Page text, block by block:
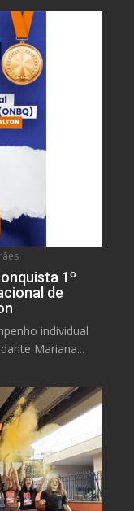
1º
de
individual
Mariana...